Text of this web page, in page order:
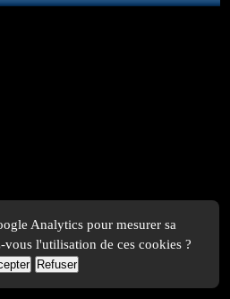
Analytics pour mesurer sa
l'utilisation de ces cookies ?
Refuser